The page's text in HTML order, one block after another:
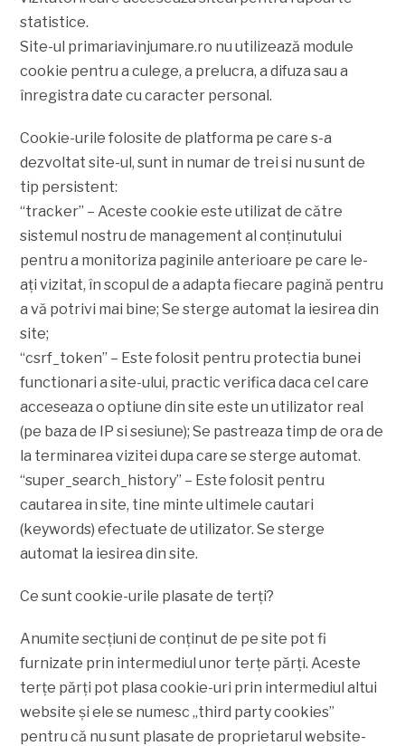
statistice.
Site-ul primariavinjumare.ro nu utilizează module
cookie pentru a culege, a prelucra, a difuza sau a
înregistra date cu caracter personal.
Cookie-urile folosite de platforma pe care s-a
dezvoltat site-ul, sunt in numar de trei si nu sunt de
tip persistent:
“tracker” – Aceste cookie este utilizat de către
sistemul nostru de management al conținutului
pentru a monitoriza paginile anterioare pe care le-
ați vizitat, în scopul de a adapta fiecare pagină pentru
a vă potrivi mai bine; Se sterge automat la iesirea din
site;
“csrf_token” – Este folosit pentru protectia bunei
functionari a site-ului, practic verifica daca cel care
acceseaza o optiune din site este un utilizator real
(pe baza de IP si sesiune); Se pastreaza timp de ora de
la terminarea vizitei dupa care se sterge automat.
“super_search_history” – Este folosit pentru
cautarea in site, tine minte ultimele cautari
(keywords) efectuate de utilizator. Se sterge
automat la iesirea din site.
Ce sunt cookie-urile plasate de terţi?
Anumite secţiuni de conţinut de pe site pot fi
furnizate prin intermediul unor terţe părţi. Aceste
terţe părţi pot plasa cookie-uri prin intermediul altui
website şi ele se numesc „third party cookies”
pentru că nu sunt plasate de proprietarul website-